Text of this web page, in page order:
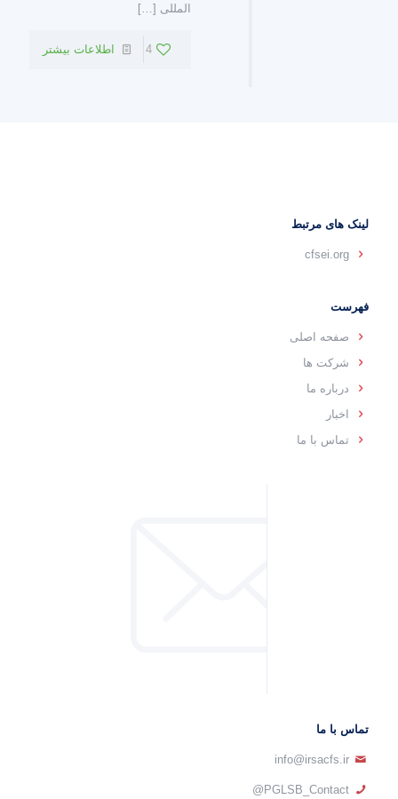
المللی […]
4 اطلاعات بیشتر
لینک های مرتبط
cfsei.org
فهرست
صفحه اصلی
شرکت ها
درباره ما
اخبار
تماس با ما
تماس با ما
info@irsacfs.ir
PGLSB_Contact@